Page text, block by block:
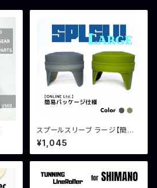
スプールスリーブ ラージ【簡易
パッケージ】
¥1,045